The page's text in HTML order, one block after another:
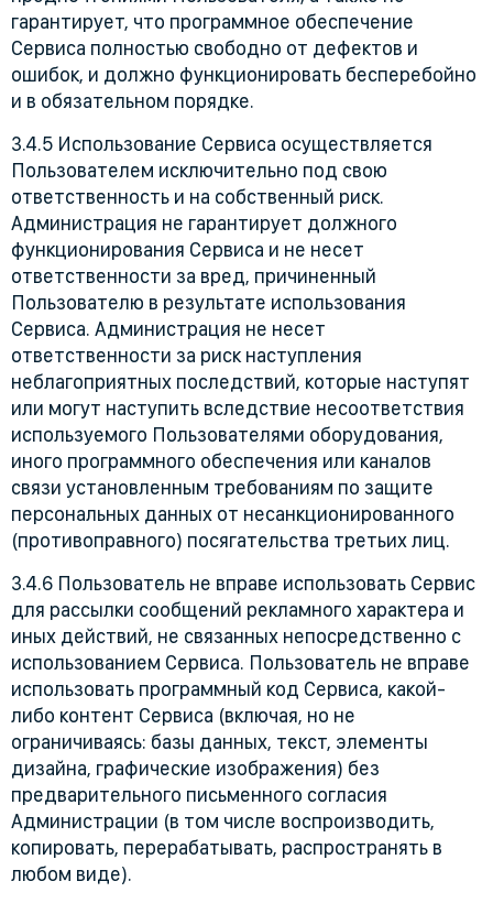
гарантирует, что программное обеспечение
Сервиса полностью свободно от дефектов и
ошибок, и должно функционировать бесперебойно
и в обязательном порядке.
3.4.5 Использование Сервиса осуществляется
Пользователем исключительно под свою
ответственность и на собственный риск.
Администрация не гарантирует должного
функционирования Сервиса и не несет
ответственности за вред, причиненный
Пользователю в результате использования
Сервиса. Администрация не несет
ответственности за риск наступления
неблагоприятных последствий, которые наступят
или могут наступить вследствие несоответствия
используемого Пользователями оборудования,
иного программного обеспечения или каналов
связи установленным требованиям по защите
персональных данных от несанкционированного
(противоправного) посягательства третьих лиц.
3.4.6 Пользователь не вправе использовать Сервис
для рассылки сообщений рекламного характера и
иных действий, не связанных непосредственно с
использованием Сервиса. Пользователь не вправе
использовать программный код Сервиса, какой-
либо контент Сервиса (включая, но не
ограничиваясь: базы данных, текст, элементы
дизайна, графические изображения) без
предварительного письменного согласия
Администрации (в том числе воспроизводить,
копировать, перерабатывать, распространять в
любом виде).